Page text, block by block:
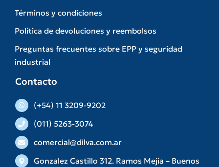
Términos y condiciones
Política de devoluciones y reembolsos
Preguntas frecuentes sobre EPP y seguridad
industrial
Contacto
(+54) 11 3209-9202
(011) 5263-3074
comercial@dilva.com.ar
Gonzalez Castillo 312. Ramos Mejia – Buenos